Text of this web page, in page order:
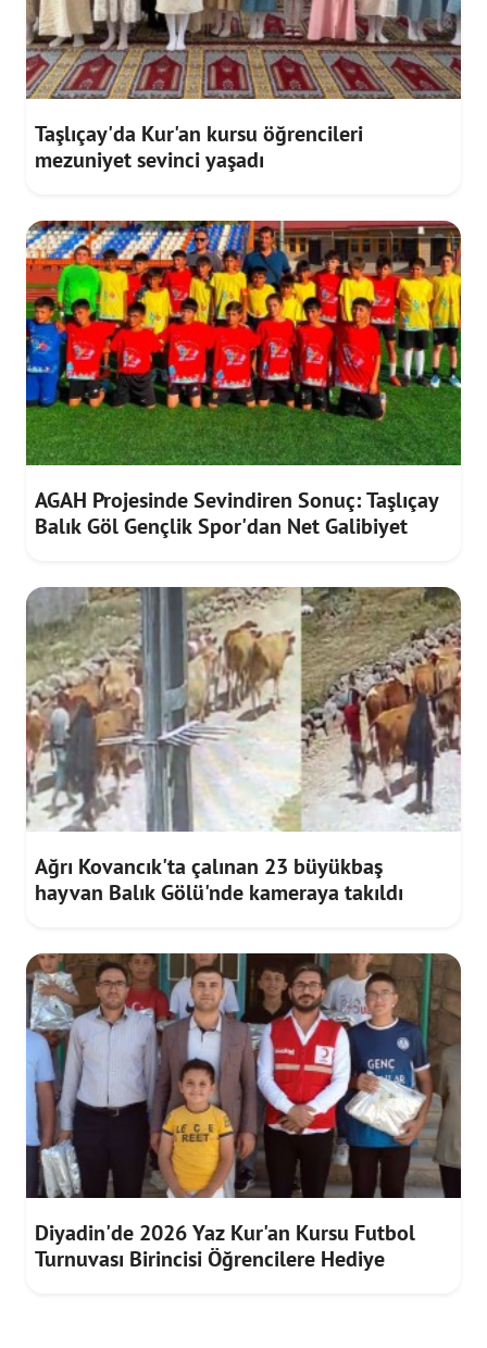
Taşlıçay'da Kur'an kursu öğrencileri
mezuniyet sevinci yaşadı
AGAH Projesinde Sevindiren Sonuç: Taşlıçay
Balık Göl Gençlik Spor'dan Net Galibiyet
Ağrı Kovancık'ta çalınan 23 büyükbaş
hayvan Balık Gölü'nde kameraya takıldı
Diyadin'de 2026 Yaz Kur'an Kursu Futbol
Turnuvası Birincisi Öğrencilere Hediye